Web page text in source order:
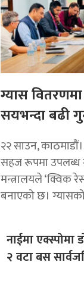
ग्यास
सयभन्दा बढी
२२ साउन,
सहज रूपमा उपलब्ध
मन्त्रालयले ‘क्विक
बनाएको छ।
नाईमा
२ वटा बस